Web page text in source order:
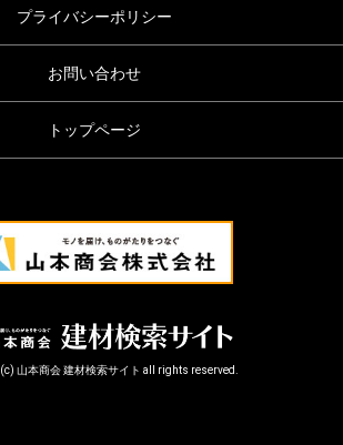
プライバシーポリシー
お問い合わせ
トップページ
山本商会 建材検索サイト all rights reserved.